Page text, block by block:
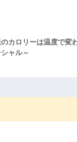
カロリーは温度で変
ャル～